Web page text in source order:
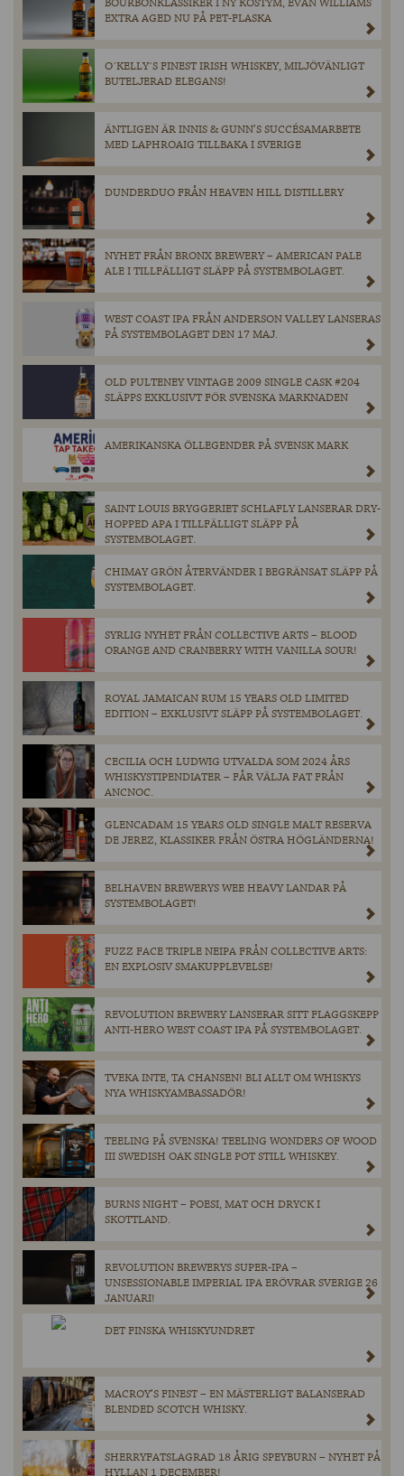
BOURBONKLASSIKER I NY KOSTYM, EVAN WILLIAMS
EXTRA AGED NU PÅ PET-FLASKA
O´KELLY´S FINEST IRISH WHISKEY, MILJÖVÄNLIGT
BUTELJERAD ELEGANS!
ÄNTLIGEN ÄR INNIS & GUNN’S SUCCÉSAMARBETE
MED LAPHROAIG TILLBAKA I SVERIGE
DUNDERDUO FRÅN HEAVEN HILL DISTILLERY
NYHET FRÅN BRONX BREWERY – AMERICAN PALE
ALE I TILLFÄLLIGT SLÄPP PÅ SYSTEMBOLAGET.
WEST COAST IPA FRÅN ANDERSON VALLEY LANSERAS
PÅ SYSTEMBOLAGET DEN 17 MAJ.
OLD PULTENEY VINTAGE 2009 SINGLE CASK #204
SLÄPPS EXKLUSIVT FÖR SVENSKA MARKNADEN
AMERIKANSKA ÖLLEGENDER PÅ SVENSK MARK
SAINT LOUIS BRYGGERIET SCHLAFLY LANSERAR DRY-
HOPPED APA I TILLFÄLLIGT SLÄPP PÅ
SYSTEMBOLAGET.
CHIMAY GRÖN ÅTERVÄNDER I BEGRÄNSAT SLÄPP PÅ
SYSTEMBOLAGET.
SYRLIG NYHET FRÅN COLLECTIVE ARTS – BLOOD
ORANGE AND CRANBERRY WITH VANILLA SOUR!
ROYAL JAMAICAN RUM 15 YEARS OLD LIMITED
EDITION – EXKLUSIVT SLÄPP PÅ SYSTEMBOLAGET.
CECILIA OCH LUDWIG UTVALDA SOM 2024 ÅRS
WHISKYSTIPENDIATER – FÅR VÄLJA FAT FRÅN
ANCNOC.
GLENCADAM 15 YEARS OLD SINGLE MALT RESERVA
DE JEREZ, KLASSIKER FRÅN ÖSTRA HÖGLÄNDERNA!
BELHAVEN BREWERYS WEE HEAVY LANDAR PÅ
SYSTEMBOLAGET!
FUZZ FACE TRIPLE NEIPA FRÅN COLLECTIVE ARTS:
EN EXPLOSIV SMAKUPPLEVELSE!
REVOLUTION BREWERY LANSERAR SITT FLAGGSKEPP
ANTI-HERO WEST COAST IPA PÅ SYSTEMBOLAGET.
TVEKA INTE, TA CHANSEN! BLI ALLT OM WHISKYS
NYA WHISKYAMBASSADÖR!
TEELING PÅ SVENSKA! TEELING WONDERS OF WOOD
III SWEDISH OAK SINGLE POT STILL WHISKEY.
BURNS NIGHT – POESI, MAT OCH DRYCK I
SKOTTLAND.
REVOLUTION BREWERYS SUPER-IPA –
UNSESSIONABLE IMPERIAL IPA ERÖVRAR SVERIGE 26
JANUARI!
DET FINSKA WHISKYUNDRET
MACROY’S FINEST – EN MÄSTERLIGT BALANSERAD
BLENDED SCOTCH WHISKY.
SHERRYFATSLAGRAD 18 ÅRIG SPEYBURN – NYHET PÅ
HYLLAN 1 DECEMBER!